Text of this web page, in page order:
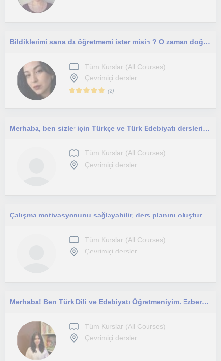
Bildiklerimi sana da öğretmemi ister misin ? O zaman doğru yerdesin
Tüm Kurslar (All Courses)
Çevrimiçi dersler
(2)
Merhaba, ben sizler için Türkçe ve Türk Edebiyatı dersleri hususunda özel ders verebilirim
Tüm Kurslar (All Courses)
Çevrimiçi dersler
Çalışma motivasyonunu sağlayabilir, ders planını oluşturabilir, hedeflerini belirleyebilir ve takip edebilirim!
Tüm Kurslar (All Courses)
Çevrimiçi dersler
Merhaba! Ben Türk Dili ve Edebiyatı Öğretmeniyim. Ezbere dayanmayan, eğlenceli geçen derslerde buluşmak üzere.
Tüm Kurslar (All Courses)
Çevrimiçi dersler